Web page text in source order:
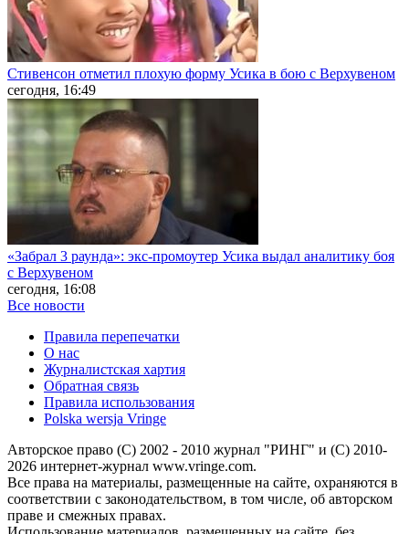
Стивенсон отметил плохую форму Усика в бою с Верхувеном
сегодня, 16:49
«Забрал 3 раунда»: экс-промоутер Усика выдал аналитику боя
с Верхувеном
сегодня, 16:08
Все новости
Правила перепечатки
О нас
Журналистская хартия
Обратная связь
Правила использования
Polska wersja Vringe
Авторское право (С) 2002 - 2010 журнал "РИНГ" и (С) 2010-
2026 интернет-журнал www.vringe.com.
Все права на материалы, размещенные на сайте, охраняются в
соответствии с законодательством, в том числе, об авторском
праве и смежных правах.